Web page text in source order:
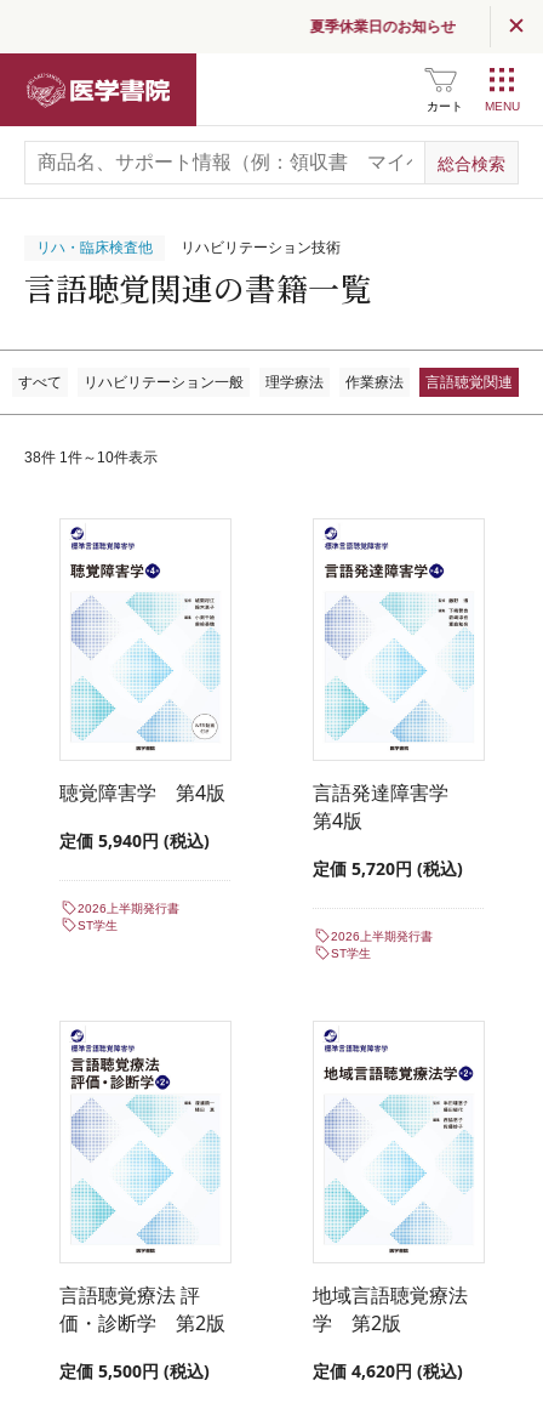
夏季休業日のお知らせ
カート
リハ・臨床検査他 リハビリテーション技術
言語聴覚関連の書籍一覧
すべて リハビリテーション一般 理学療法 作業療法 言語聴覚関連
38件 1件～10件表示
聴覚障害学 第4版
定価 5,940円 (税込)
2026上半期発行書
ST学生
言語発達障害学
第4版
定価 5,720円 (税込)
2026上半期発行書
ST学生
言語聴覚療法 評
価・診断学 第2版
定価 5,500円 (税込)
地域言語聴覚療法
学 第2版
定価 4,620円 (税込)